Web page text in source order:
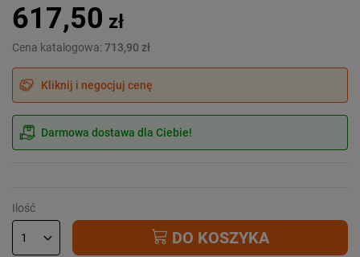
617,50 zł
Cena katalogowa: 713,90 zł
Kliknij i negocjuj cenę
Darmowa dostawa dla Ciebie!
Ilość
DO KOSZYKA